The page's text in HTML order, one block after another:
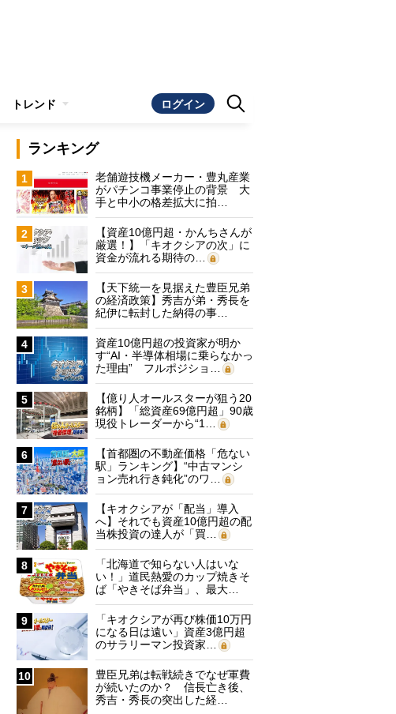
トレンド ログイン
ランキング
1
老舗遊技機メーカー・豊丸産業
がパチンコ事業停止の背景 大
手と中小の格差拡大に拍…
2
【資産10億円超・かんちさんが
厳選！】「キオクシアの次」に
資金が流れる期待の…
3
【天下統一を見据えた豊臣兄弟
の経済政策】秀吉が弟・秀長を
紀伊に転封した納得の事…
4
資産10億円超の投資家が明か
す“AI・半導体相場に乗らなかっ
た理由” フルポジショ…
5
【億り人オールスターが狙う20
銘柄】「総資産69億円超」90歳
現役トレーダーから“1…
6
【首都圏の不動産価格「危ない
駅」ランキング】“中古マンシ
ョン売れ行き鈍化”のワ…
7
【キオクシアが「配当」導入
へ】それでも資産10億円超の配
当株投資の達人が「買…
8
「北海道で知らない人はいな
い！」道民熱愛のカップ焼きそ
ば「やきそば弁当」、最大…
9
「キオクシアが再び株価10万円
になる日は遠い」資産3億円超
のサラリーマン投資家…
10
豊臣兄弟は転戦続きでなぜ軍費
が続いたのか？ 信長亡き後、
秀吉・秀長の突出した経…